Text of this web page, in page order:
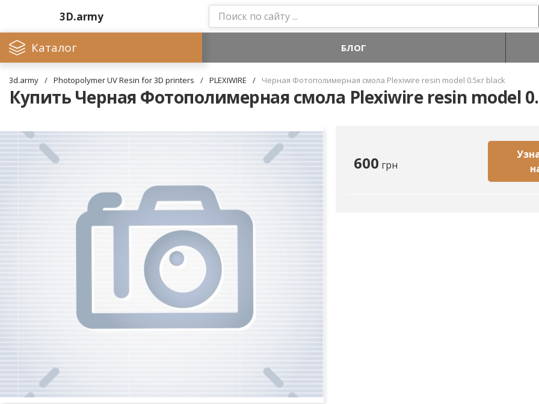
3D.army
Каталог БЛОГ
3d.army / Photopolymer UV Resin for 3D printers / PLEXIWIRE / Черная Фотополимерная смола Plexiwire resin model 0.5кг black
Купить Черная Фотополимерная смола Plexiwire resin model
600 грн